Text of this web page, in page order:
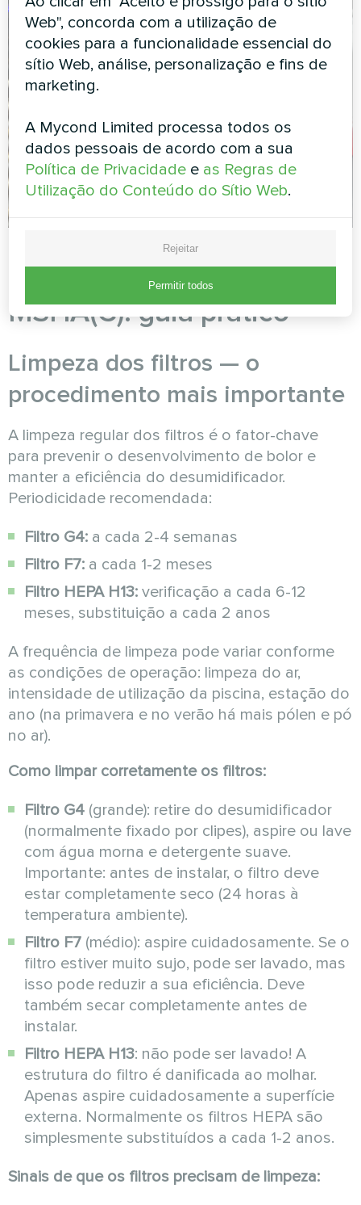
Manutenção correta do
MSHA(C): guia prático
Limpeza dos filtros — o
procedimento mais importante
A limpeza regular dos filtros é o fator-chave
para prevenir o desenvolvimento de bolor e
manter a eficiência do desumidificador.
Periodicidade recomendada:
Filtro G4: a cada 2-4 semanas
Filtro F7: a cada 1-2 meses
Filtro HEPA H13: verificação a cada 6-12
meses, substituição a cada 2 anos
A frequência de limpeza pode variar conforme
as condições de operação: limpeza do ar,
intensidade de utilização da piscina, estação do
ano (na primavera e no verão há mais pólen e pó
no ar).
Como limpar corretamente os filtros:
Filtro G4 (grande): retire do desumidificador
(normalmente fixado por clipes), aspire ou lave
com água morna e detergente suave.
Importante: antes de instalar, o filtro deve
estar completamente seco (24 horas à
temperatura ambiente).
Filtro F7 (médio): aspire cuidadosamente. Se o
filtro estiver muito sujo, pode ser lavado, mas
isso pode reduzir a sua eficiência. Deve
também secar completamente antes de
instalar.
Filtro HEPA H13: não pode ser lavado! A
estrutura do filtro é danificada ao molhar.
Apenas aspire cuidadosamente a superfície
externa. Normalmente os filtros HEPA são
simplesmente substituídos a cada 1-2 anos.
Sinais de que os filtros precisam de limpeza:
Web", concorda com a utilização de
cookies para a funcionalidade essencial do
sítio Web, análise, personalização e fins de
marketing.
A Mycond Limited processa todos os
dados pessoais de acordo com a sua
Política de Privacidade e as Regras de
Utilização do Conteúdo do Sítio Web.
Rejeitar
Permitir todos